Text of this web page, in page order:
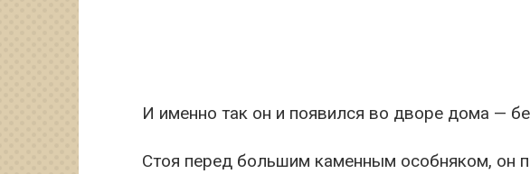
И именно так он и появился во дворе дома —
Стоя перед большим каменным особняком, он